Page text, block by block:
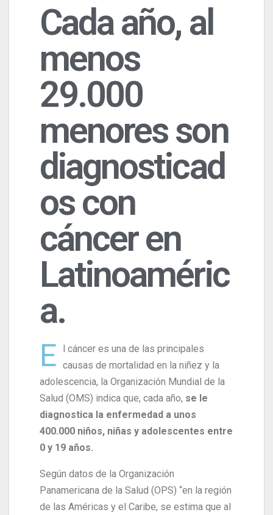
Cada año, al
menos
29.000
menores son
diagnosticad
os con
cáncer en
Latinoaméric
a.
E
l cáncer es una de las principales
causas de mortalidad en la niñez y la
adolescencia, la Organización Mundial de la
Salud (OMS) indica que, cada año, se le
diagnostica la enfermedad a unos
400.000 niños, niñas y adolescentes entre
0 y 19 años.
Según datos de la Organización
Panamericana de la Salud (OPS) “en la región
de las Américas y el Caribe, se estima que al